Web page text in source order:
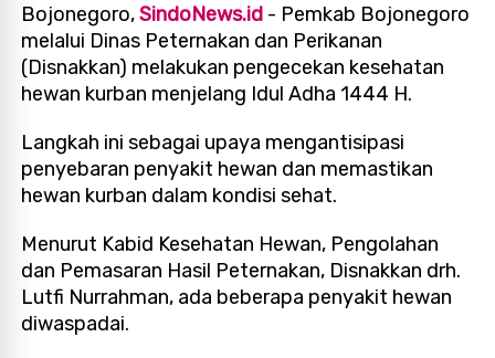
Bojonegoro,SindoNews.id - Pemkab Bojonegoro
melalui Dinas Peternakan dan Perikanan
(Disnakkan) melakukan pengecekan kesehatan
hewan kurban menjelang Idul Adha 1444 H.
Langkah ini sebagai upaya mengantisipasi
penyebaran penyakit hewan dan memastikan
hewan kurban dalam kondisi sehat.
Menurut Kabid Kesehatan Hewan, Pengolahan
dan Pemasaran Hasil Peternakan, Disnakkan drh.
Lutfi Nurrahman, ada beberapa penyakit hewan
diwaspadai.